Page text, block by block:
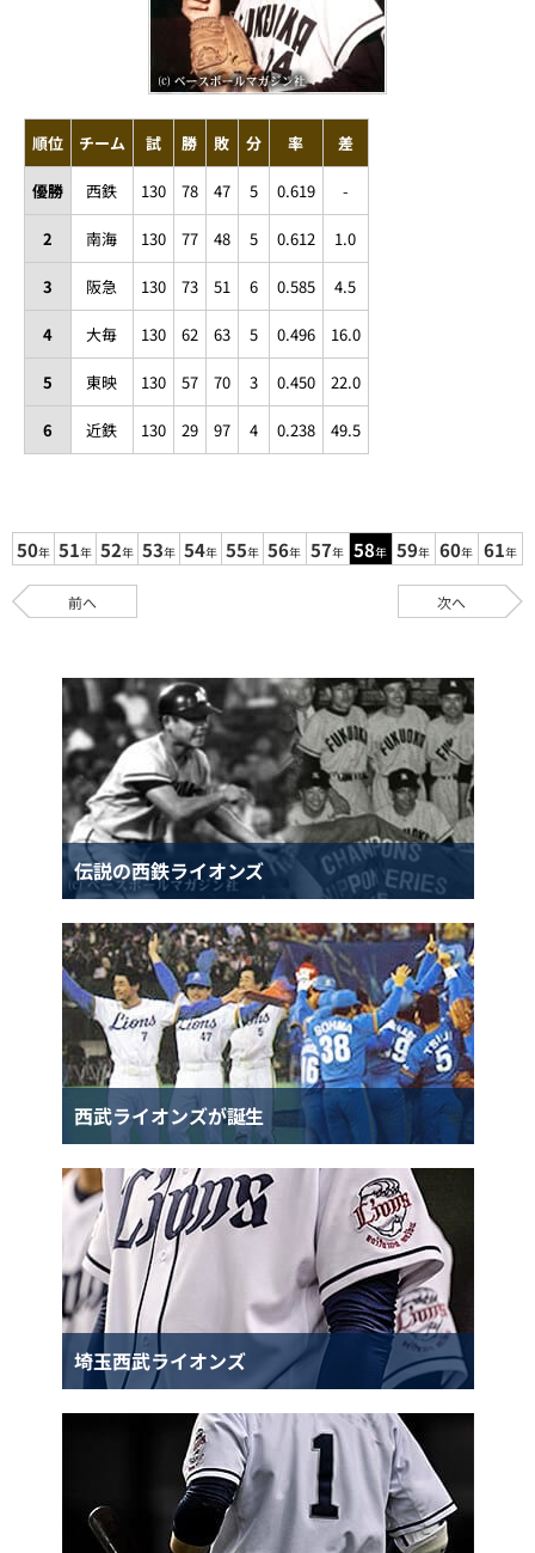
順位 チーム 試 勝 敗 分 率 差
優勝 西鉄 130 78 47 5 0.619 -
2 南海 130 77 48 5 0.612 1.0
3 阪急 130 73 51 6 0.585 4.5
4 大毎 130 62 63 5 0.496 16.0
5 東映 130 57 70 3 0.450 22.0
6 近鉄 130 29 97 4 0.238 49.5
50年 51年 52年 53年 54年 55年 56年 57年 58年 59年 60年 61年
前へ 次へ
伝説の西鉄ライオンズ
西武ライオンズが誕生
埼玉西武ライオンズ